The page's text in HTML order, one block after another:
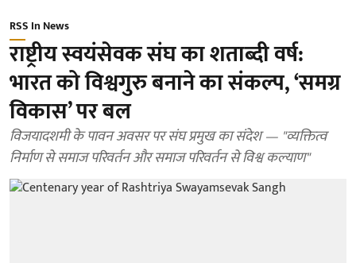
RSS In News
राष्ट्रीय स्वयंसेवक संघ का शताब्दी वर्ष:
भारत को विश्वगुरु बनाने का संकल्प, ‘समग्र
विकास’ पर बल
विजयादशमी के पावन अवसर पर संघ प्रमुख का संदेश — "व्यक्तित्व
निर्माण से समाज परिवर्तन और समाज परिवर्तन से विश्व कल्याण"